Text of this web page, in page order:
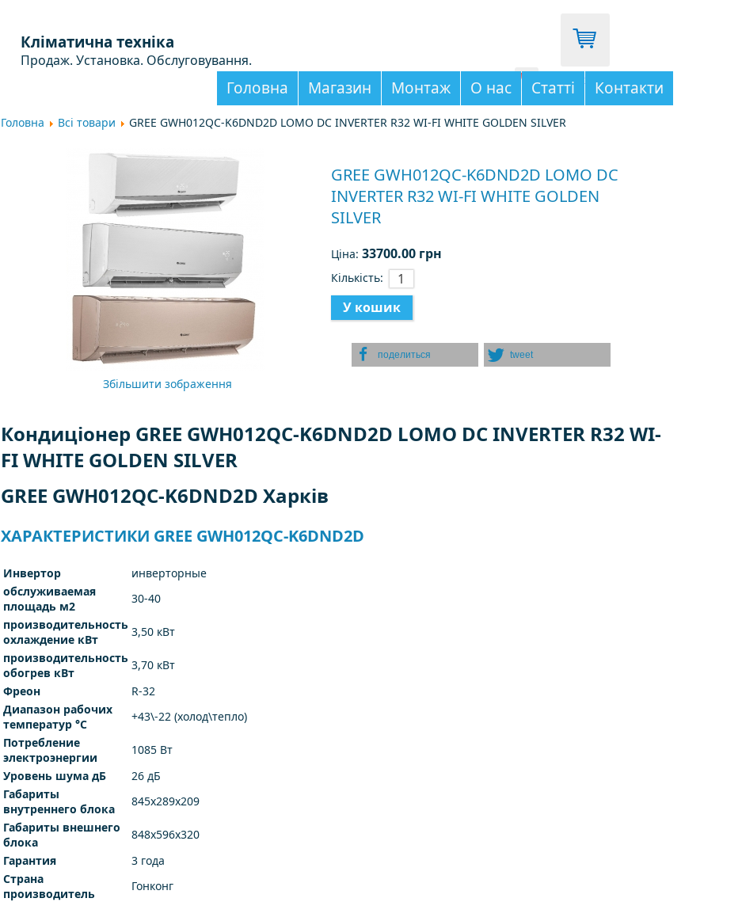
Кліматична техніка
Продаж. Установка. Обслуговування.
096-333-03-65
Головна Магазин Монтаж О нас Статті Контакти
Головна Всі товари GREE GWH012QC-K6DND2D LOMO DC INVERTER R32 WI-FI WHITE GOLDEN SILVER
Збільшити зображення
GREE GWH012QC-K6DND2D LOMO DC
INVERTER R32 WI-FI WHITE GOLDEN
SILVER
Ціна: 33700.00 грн
Кількість:
поделиться tweet
Кондиціонер GREE GWH012QC-K6DND2D LOMO DC INVERTER R32 WI-
FI WHITE GOLDEN SILVER
GREE GWH012QC-K6DND2D Харків
ХАРАКТЕРИСТИКИ GREE GWH012QC-K6DND2D
Инвертор
инверторные
обслуживаемая
площадь м2
30-40
производительность
охлаждение кВт
3,50 кВт
производительность
обогрев кВт
3,70 кВт
Фреон
R-32
Диапазон рабочих
температур °C
+43\-22 (холод\тепло)
Потребление
электроэнергии
1085 Вт
Уровень шума дБ
26 дБ
Габариты
внутреннего блока
845x289x209
Габариты внешнего
блока
848x596x320
Гарантия
3 года
Страна
производитель
Гонконг